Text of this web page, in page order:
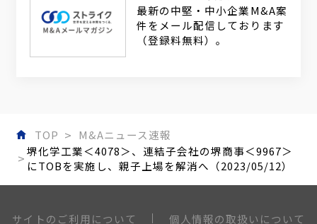
最新の中堅・中小企業M&A案
件をメール配信しております
（登録料無料）。
TOP
M&Aニュース速報
堺化学工業＜4078＞、連結子会社の堺商事＜9967＞
にTOBを実施し、親子上場を解消へ（2023/05/12）
サイトのご利用について 個人情報の取扱いについて